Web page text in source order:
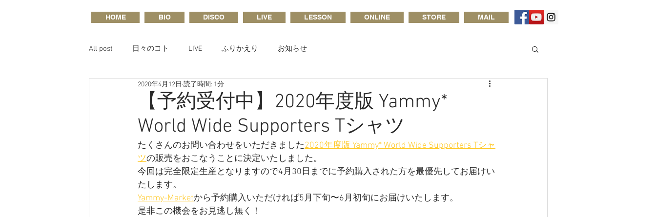
HOME BIO DISCO LIVE LESSON ONLINE STORE MAIL
All post 日々のコト LIVE ふりかえり お知らせ
【予約受付中】2020年度版 Yammy*
World Wide Supporters Tシャツ
2020年4月12日 読了時間: 1分
たくさんのお問い合わせをいただきました2020年度版 Yammy* World Wide Supporters Tシャ
ツの販売をおこなうことに決定いたしました。
今回は完全限定生産となりますので4月30日までに予約購入された方を最優先してお届けい
たします。
Yammy-Marketから予約購入いただければ5月下旬〜6月初旬にお届けいたします。
是非この機会をお見逃し無く！